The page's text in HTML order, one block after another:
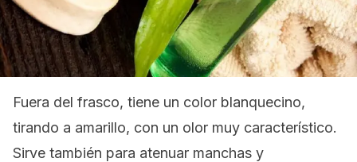
Fuera del frasco, tiene un color blanquecino,
tirando a amarillo, con un olor muy característico.
Sirve también para atenuar manchas y